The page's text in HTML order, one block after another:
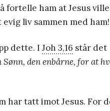
fortelle ham at Jesus
liv sammen med ham!
dette. I Joh 3,16 står det
den enbårne, for at
har tatt imot Jesus. For